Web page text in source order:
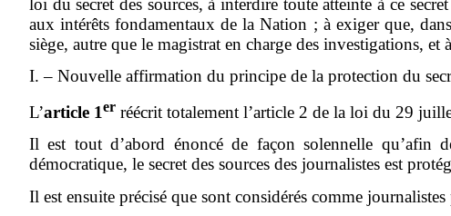
loi du secret des sources, à interdire toute atteinte à ce
aux intérêts fondamentaux de la Nation ; à exiger que,
siège, autre que le magistrat en charge des investigations, et
I. – Nouvelle affirmation du principe de la protection du
L’article 1erréécrit totalement l’article 2 de la loi du 29
Il est tout d’abord énoncé de façon solennelle qu’afin
démocratique, le secret des sources des journalistes est
Il est ensuite précisé que sont considérés comme